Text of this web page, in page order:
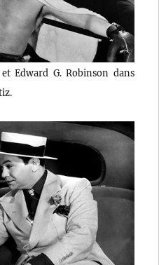
Edward G. Robinson dans